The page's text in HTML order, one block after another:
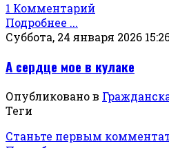
1 Комментарий
Подробнее ...
Суббота, 24 января 2026
А сердце мое в кулаке
Опубликовано в
Теги
Станьте первым